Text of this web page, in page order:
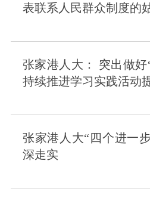
表联系人民群众制度的
张家港人大： 突出做
持续推进学习实践活动
张家港人大“四个进一
深走实